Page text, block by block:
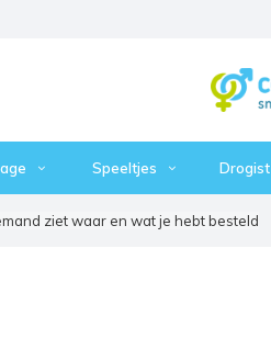
Speeltjes Drogist
ziet waar en wat je hebt besteld